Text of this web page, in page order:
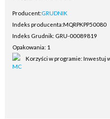
Producent:GRUDNIK
Indeks producenta:MQRPKPP50080
Indeks Grudnik: GRU-00089819
Opakowania: 1
Korzyści w programie: Inwestuj